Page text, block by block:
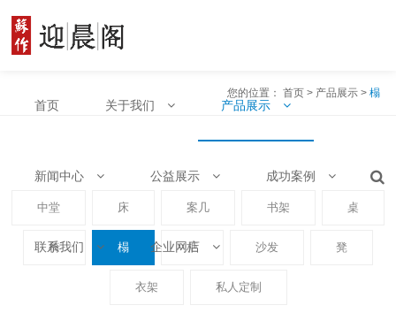
首页 关于我们 产品展示
新闻中心 公益展示 成功案例
联系我们 企业网店
您的位置：首页 > 产品展示 >榻
中堂 床 案几 书架 桌
椅 榻 柜 沙发 凳
衣架 私人定制